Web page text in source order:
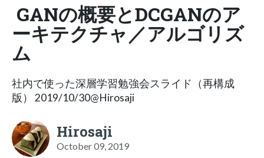
GANの概要とDCGANのア
ーキテクチャ／アルゴリズ
ム
社内で使った深層学習勉強会スライド（再構成
版） 2019/10/30@Hirosaji
Hirosaji
October 09, 2019